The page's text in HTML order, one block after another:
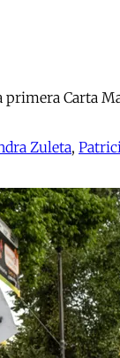
Carta
Zuleta,